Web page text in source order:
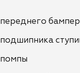
переднего
подшипника
помпы